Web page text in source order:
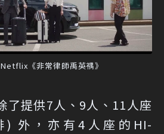
《非常律師禹英禑》
提供7人、9人、11人座
) 外，亦有4人座的HI-